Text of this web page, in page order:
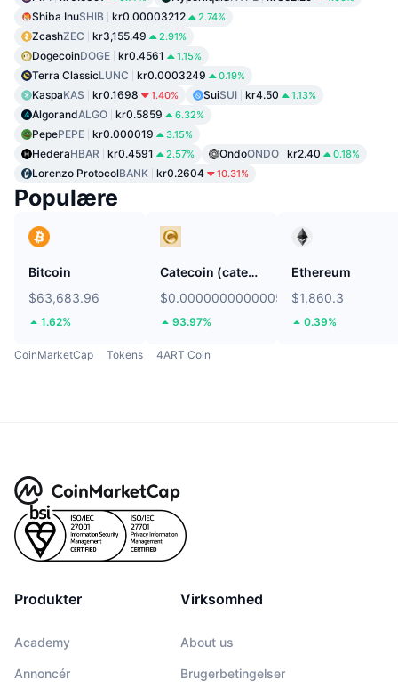
Shiba InuSHIB kr0.00003212 2.74%
ZcashZEC kr3,155.49 2.91%
DogecoinDOGE kr0.4561 1.15%
Terra ClassicLUNC kr0.0003249 0.19%
KaspaKAS kr0.1698 1.40% SuiSUI kr4.50 1.13%
AlgorandALGO kr0.5859 6.32%
PepePEPE kr0.000019 3.15%
HederaHBAR kr0.4591 2.57% OndoONDO kr2.40 0.18%
Lorenzo ProtocolBANK kr0.2604 10.31%
Populære
Bitcoin
$63,683.96
1.62%
Catecoin (catecoin.shop)
$0.0000000000005774
93.97%
Ethereum
$1,860.3
0.39%
CoinMarketCap Tokens 4ART Coin
Produkter
Academy
Annoncér
Virksomhed
About us
Brugerbetingelser